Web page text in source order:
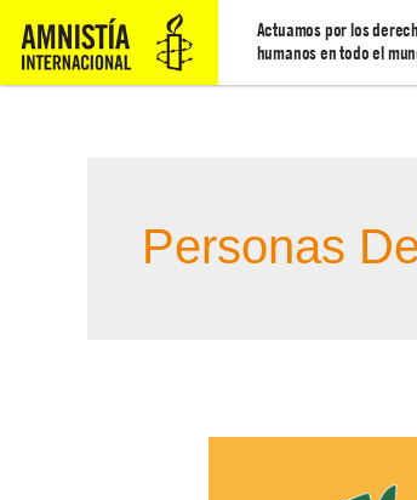
Actuamos por los
humanos en todo el
Personas